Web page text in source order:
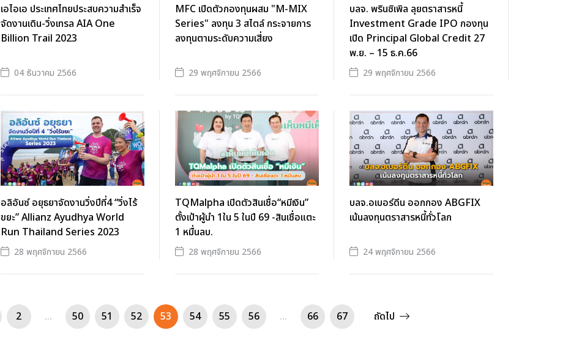
เอไอเอ ประเทศไทยประสบความสำเร็จ
จัดงานเดิน-วิ่งเทรล AIA One
Billion Trail 2023
04 ธันวาคม 2566
MFC เปิดตัวกองทุนผสม "M-MIX
Series" ลงทุน 3 สไตล์ กระจายการ
ลงทุนตามระดับความเสี่ยง
29 พฤศจิกายน 2566
บลจ. พรินซิเพิล ลุยตราสารหนี้
Investment Grade IPO กองทุน
เปิด Principal Global Credit 27
พ.ย. – 15 ธ.ค.66
29 พฤศจิกายน 2566
อลิอันซ์ อยุธยาจัดงานวิ่งปีที่4 “วิ่งไร้
ขยะ” Allianz Ayudhya World
Run Thailand Series 2023
28 พฤศจิกายน 2566
TQMalpha เปิดตัวสินเชื่อ“หมีเงิน”
ตั้งเป้าผู้นำ 1ใน 5 ในปี 69 -สินเชื่อแตะ
1 หมื่นลบ.
28 พฤศจิกายน 2566
บลจ.อเบอร์ดีน ออกกอง ABGFIX
เน้นลงทุนตราสารหนี้ทั่วโลก
24 พฤศจิกายน 2566
2 ... 50 51 52 53 54 55 56 ... 66 67 ถัดไป